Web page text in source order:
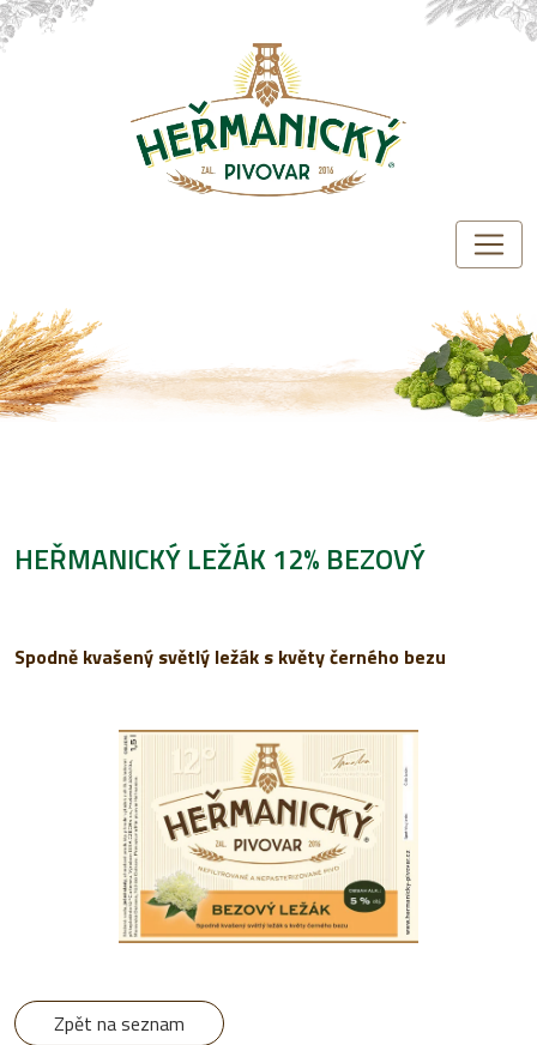
HEŘMANICKÝ LEŽÁK 12% BEZOVÝ
Spodně kvašený světlý ležák s květy černého bezu